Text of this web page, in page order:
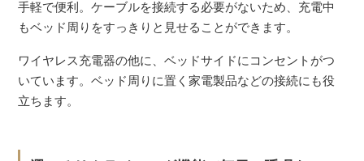
手軽で便利。ケーブルを接続する必要がないため、充電中
もベッド周りをすっきりと見せることができます。
ワイヤレス充電器の他に、ベッドサイドにコンセントがつ
いています。ベッド周りに置く家電製品などの接続にも役
立ちます。